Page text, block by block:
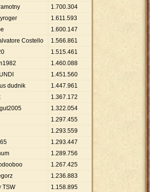
1.700.304
1.611.593
1.600.147
Costello 1.566.861
1.515.461
1.460.088
1.451.560
dudnik 1.447.961
1.367.172
1.322.054
1.297.455
1.293.559
1.293.447
1.289.756
1.267.425
1.236.883
TSW 1.158.895